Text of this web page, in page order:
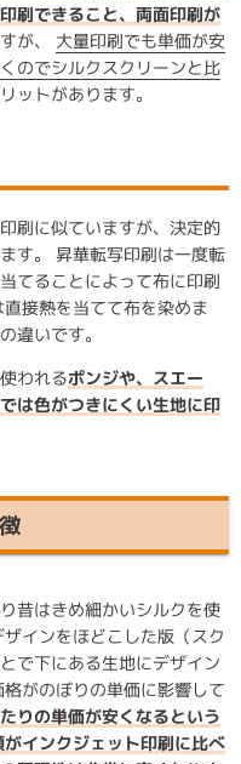
刷できること、両面印刷が
が、 大量印刷でも単価が安
のでシルクスクリーンと比
ットがあります。
刷に似ていますが、決定的
す。 昇華転写印刷は一度転
てることによって布に印刷
接熱を当てて布を染めま
違いです。
われるポンジや、スエー
は色がつきにくい生地に印
昔はきめ細かいシルクを使
インをほどこした版（スク
で下にある生地にデザイン
がのぼりの単価に影響して
りの単価が安くなるという
インクジェット印刷に比べ